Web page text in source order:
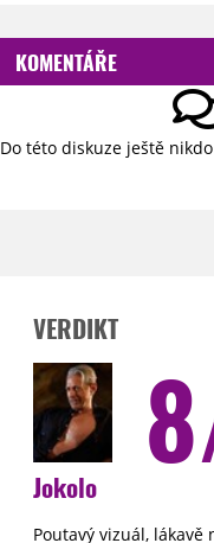
KOMENTÁŘE
Do této diskuze ještě
VERDIKT
Jokolo
Poutavý vizuál,